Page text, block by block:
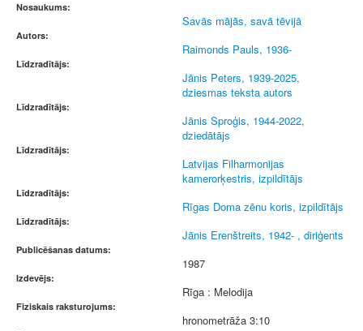
Nosaukums:
Savās mājās, savā tēvijā
Autors:
Raimonds Pauls, 1936-
Līdzradītājs:
Jānis Peters, 1939-2025,
dziesmas teksta autors
Līdzradītājs:
Jānis Sproģis, 1944-2022,
dziedātājs
Līdzradītājs:
Latvijas Filharmonijas
kamerorķestris, izpildītājs
Līdzradītājs:
Rīgas Doma zēnu koris, izpildītājs
Līdzradītājs:
Jānis Erenštreits, 1942- , diriģents
Publicēšanas datums:
1987
Izdevējs:
Rīga : Melodija
Fiziskais raksturojums:
hronometrāža 3:10